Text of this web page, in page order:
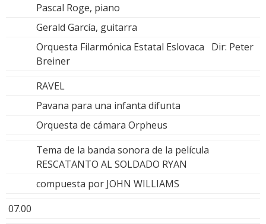
Pascal Roge, piano
Gerald García, guitarra
Orquesta Filarmónica Estatal Eslovaca Dir: Peter
Breiner
RAVEL
Pavana para una infanta difunta
Orquesta de cámara Orpheus
Tema de la banda sonora de la película
RESCATANTO AL SOLDADO RYAN
compuesta por JOHN WILLIAMS
07.00